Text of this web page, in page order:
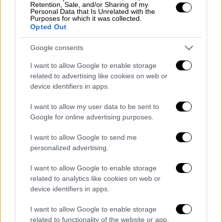
Retention, Sale, and/or Sharing of my
Personal Data that Is Unrelated with the
Purposes for which it was collected.
Opted Out
Google consents
I want to allow Google to enable storage
related to advertising like cookies on web or
device identifiers in apps.
I want to allow my user data to be sent to
Google for online advertising purposes.
I want to allow Google to send me
personalized advertising.
I want to allow Google to enable storage
related to analytics like cookies on web or
device identifiers in apps.
I want to allow Google to enable storage
related to functionality of the website or app.
«Χρειάζεται ακόμα να ενισχυθεί η
Πρωτοβάθμια Φροντίδα Υγείας και να
εμπλακεί πιο ενεργά στην αντιμετώπιση της
νόσησης από κορονοϊό που δεν χρειάζεται
«τώρα που τα νοσοκομεία της Αττικής είναι
“στο κόκκινο”, δεν μπορεί να συνεχίζει η
κλινικές». «Έτσι, το δημόσιο σύστημα υγείας
πιέζεται στο έπακρο και γίνεται
μονοθεματικό», πρόσθεσε ο Νάσος
Ηλιόπουλος.
«Η προστασία της ανθρώπινης ζωής, όμως,
εκτός από το υγειονομικό σκέλος, έχει και
το σκέλος της οικονομικής επιβίωσης»,
τόνισε. «Το 2020 η Ελλάδα κατέγραψε τη